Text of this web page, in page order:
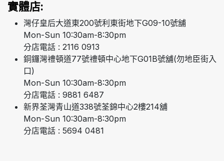
實體店:
灣仔皇后大道東200號利東街地下G09-10號舖
Mon-Sun 10:30am-8:30pm
分店電話 : 2116 0913
銅鑼灣禮頓道77號禮頓中心地下G01B號舖(勿地臣街入
口)
Mon-Sun 10:30am-8:30pm
分店電話 : 9881 6487
新界荃灣青山道338號荃錦中心2樓214舖
Mon-Sun 10:30am-8:30pm
分店電話 : 5694 0481